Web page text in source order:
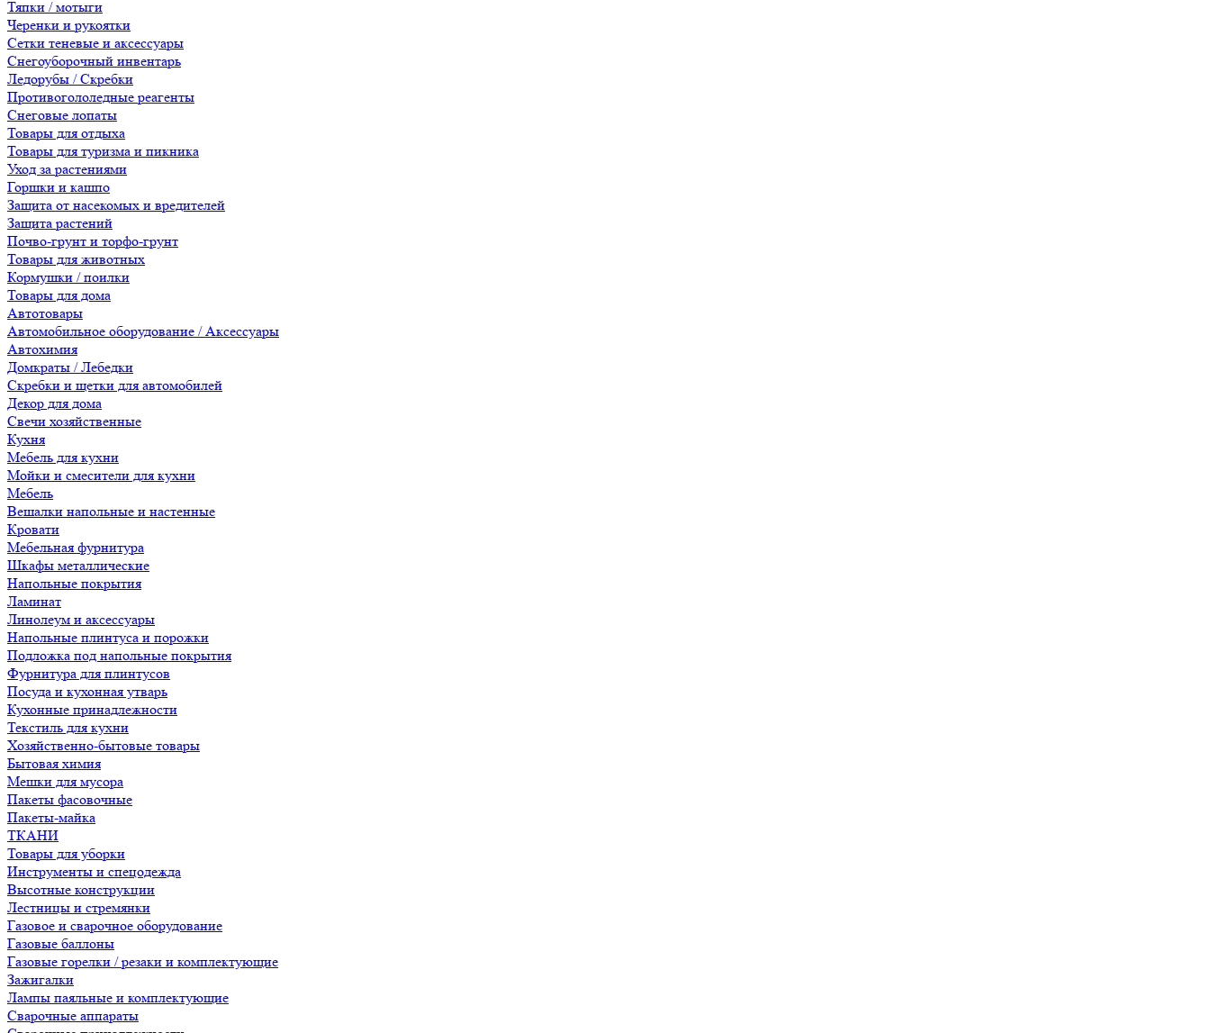
Тяпки / мотыги
Черенки и рукоятки
Сетки теневые и аксессуары
Снегоуборочный инвентарь
Ледорубы / Скребки
Противогололедные реагенты
Снеговые лопаты
Товары для отдыха
Товары для туризма и пикника
Уход за растениями
Горшки и кашпо
Защита от насекомых и вредителей
Защита растений
Почво-грунт и торфо-грунт
Товары для животных
Кормушки / поилки
Товары для дома
Автотовары
Автомобильное оборудование / Аксессуары
Автохимия
Домкраты / Лебедки
Скребки и щетки для автомобилей
Декор для дома
Свечи хозяйственные
Кухня
Мебель для кухни
Мойки и смесители для кухни
Мебель
Вешалки напольные и настенные
Кровати
Мебельная фурнитура
Шкафы металлические
Напольные покрытия
Ламинат
Линолеум и аксессуары
Напольные плинтуса и порожки
Подложка под напольные покрытия
Фурнитура для плинтусов
Посуда и кухонная утварь
Кухонные принадлежности
Текстиль для кухни
Хозяйственно-бытовые товары
Бытовая химия
Мешки для мусора
Пакеты фасовочные
Пакеты-майка
ТКАНИ
Товары для уборки
Инструменты и спецодежда
Высотные конструкции
Лестницы и стремянки
Газовое и сварочное оборудование
Газовые баллоны
Газовые горелки / резаки и комплектующие
Зажигалки
Лампы паяльные и комплектующие
Сварочные аппараты